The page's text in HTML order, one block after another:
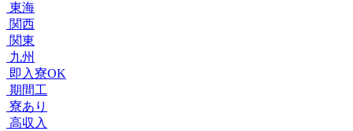
東海
関西
関東
九州
即入寮OK
期間工
寮あり
高収入